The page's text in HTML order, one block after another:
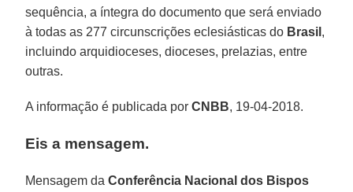
sequência, a íntegra do documento que será enviado
à todas as 277 circunscrições eclesiásticas do Brasil ,
incluindo arquidioceses, dioceses, prelazias, entre
outras.
A informação é publicada porCNBB, 19-04-2018.
Eis a mensagem.
Mensagem daConferência Nacional dos Bispos